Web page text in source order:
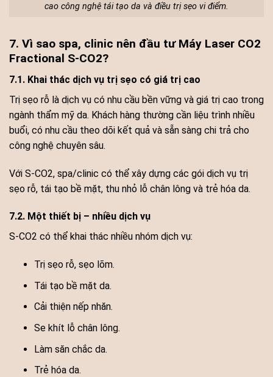
cao công nghệ tái tạo da và điều trị sẹo vi điểm.
7. Vì sao spa, clinic nên đầu tư Máy Laser CO2
Fractional S-CO2?
7.1. Khai thác dịch vụ trị sẹo có giá trị cao
Trị sẹo rỗ là dịch vụ có nhu cầu bền vững và giá trị cao trong
ngành thẩm mỹ da. Khách hàng thường cần liệu trình nhiều
buổi, có nhu cầu theo dõi kết quả và sẵn sàng chi trả cho
công nghệ chuyên sâu.
Với S-CO2, spa/clinic có thể xây dựng các gói dịch vụ trị
sẹo rỗ, tái tạo bề mặt, thu nhỏ lỗ chân lông và trẻ hóa da.
7.2. Một thiết bị – nhiều dịch vụ
S-CO2 có thể khai thác nhiều nhóm dịch vụ:
Trị sẹo rỗ, sẹo lõm.
Tái tạo bề mặt da.
Cải thiện nếp nhăn.
Se khít lỗ chân lông.
Làm săn chắc da.
Trẻ hóa da.